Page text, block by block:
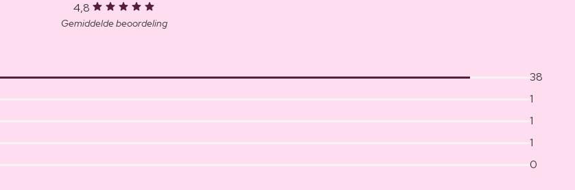
4,8
Gemiddelde beoordeling
38
1
1
1
0